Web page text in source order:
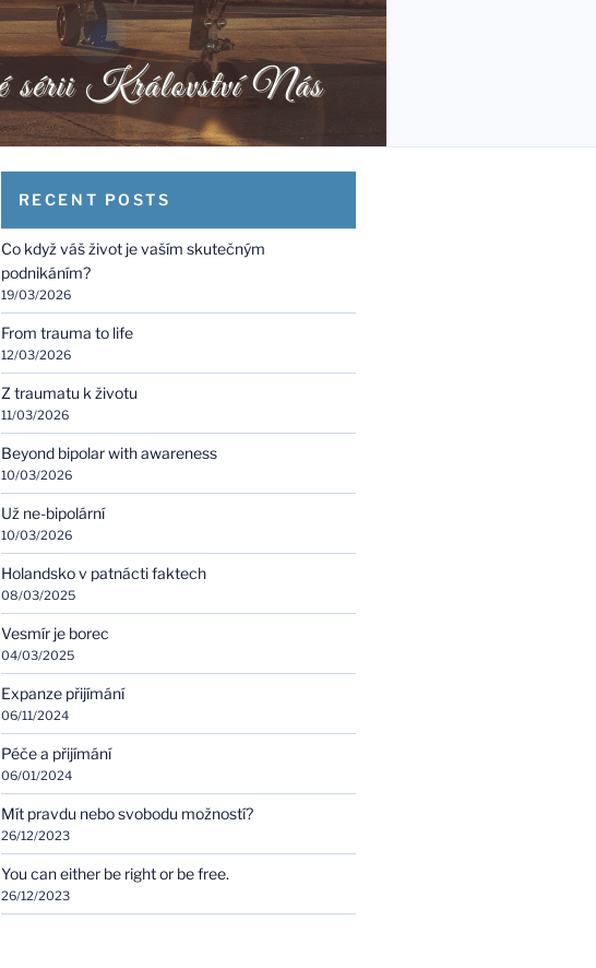
RECENT POSTS
Co když váš život je vaším skutečným
podnikáním?
19/03/2026
From trauma to life
12/03/2026
Z traumatu k životu
11/03/2026
Beyond bipolar with awareness
10/03/2026
Už ne-bipolární
10/03/2026
Holandsko v patnácti faktech
08/03/2025
Vesmír je borec
04/03/2025
Expanze přijímání
06/11/2024
Péče a přijímání
06/01/2024
Mít pravdu nebo svobodu možností?
26/12/2023
You can either be right or be free.
26/12/2023